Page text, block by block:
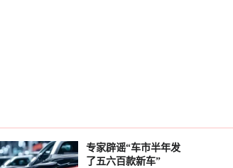
专家辟谣“车市半年发
了五六百款新车”